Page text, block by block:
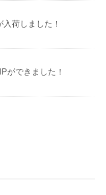
荷しました！
ができました！